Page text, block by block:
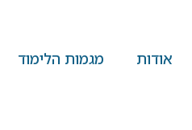
אודות מגמות הלימוד